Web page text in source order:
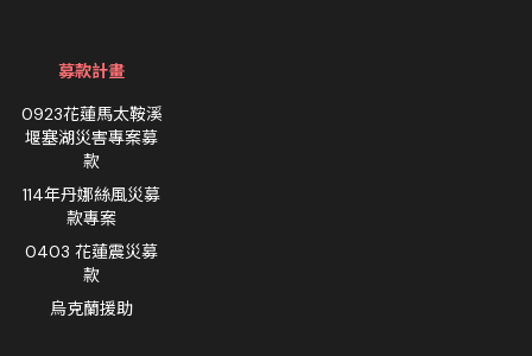
募款計畫
0923花蓮馬太鞍溪
堰塞湖災害專案募
款
114年丹娜絲風災募
款專案
0403 花蓮震災募
款
烏克蘭援助